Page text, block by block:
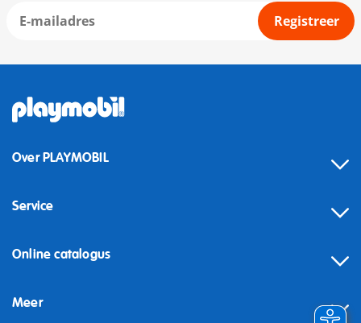
Registreer
Over PLAYMOBIL
Service
Online catalogus
Meer